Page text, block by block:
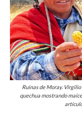
Ruinas de Moray.
quechua mostrando